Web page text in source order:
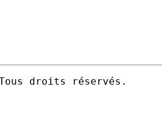
droits réservés.